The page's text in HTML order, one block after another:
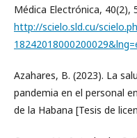
Médica Electrónica, 40(2),
http://scielo.sld.cu/
Azahares, B. (2023). La
pandemia en el personal
de la Habana [Tesis de